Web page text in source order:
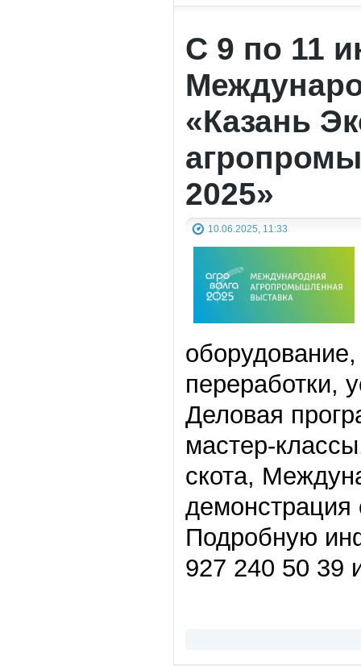
С 9 по 11
«Казань
2025»
10.06.2025, 11:33
переработки,
Деловая
мастер-
скота,
демонстрация
Подробную
927 240 50 39